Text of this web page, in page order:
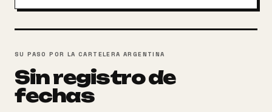
mundial en el que están implicados un malvado
(Morgan Freeman).
SU PASO POR LA CARTELERA ARGENTINA
Sin registro de
fechas